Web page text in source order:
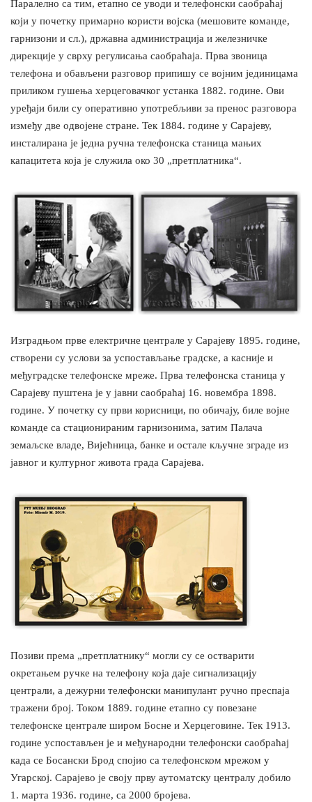
Паралелно са тим, етапно се уводи и телефонски саобраћај
који у почетку примарно користи војска (мешовите команде,
гарнизони и сл.), државна администрација и железничке
дирекције у сврху регулисања саобраћаја. Прва звоница
телефона и обављени разговор припишу се војним јединицама
приликом гушења херцеговачког устанка 1882. године. Ови
уређаји били су оперативно употребљиви за пренос разговора
између две одвојене стране. Тек 1884. године у Сарајеву,
инсталирана је једна ручна телефонска станица мањих
капацитета која је служила око 30 „претплатника“.
Изградњом прве електричне централе у Сарајеву 1895. године,
створени су услови за успостављање градске, а касније и
међуградске телефонске мреже. Прва телефонска станица у
Сарајеву пуштена је у јавни саобраћај 16. новембра 1898.
године. У почетку су први корисници, по обичају, биле војне
команде са стационираним гарнизонима, затим Палача
земаљске владе, Вијећница, банке и остале кључне зграде из
јавног и културног живота града Сарајева.
Позиви према „претплатнику“ могли су се остварити
окретањем ручке на телефону која даје сигнализацију
централи, а дежурни телефонски манипулант ручно преспаја
тражени број. Током 1889. године етапно су повезане
телефонске централе широм Босне и Херцеговине. Тек 1913.
године успостављен је и међународни телефонски саобраћај
када се Босански Брод спојио са телефонском мрежом у
Угарској. Сарајево је своју прву аутоматску централу добило
1. марта 1936. године, са 2000 бројева.